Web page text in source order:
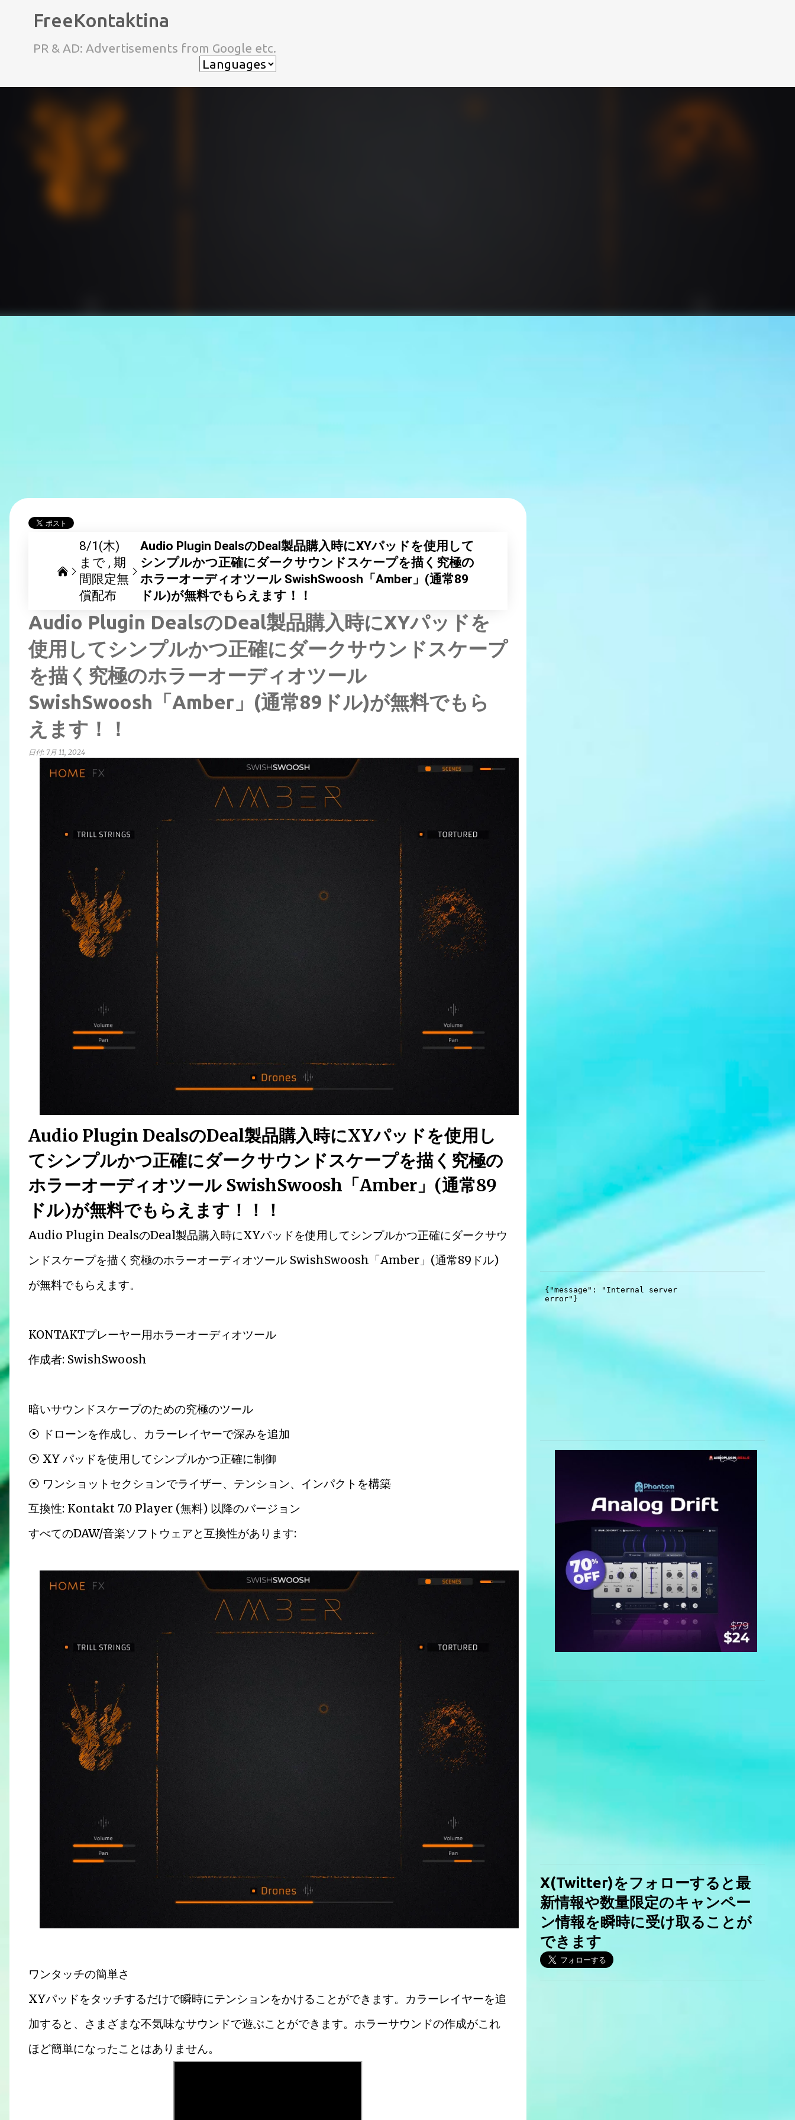
FreeKontaktina
PR & AD: Advertisements from Google etc.
8/1(木)
まで 期
間限定無
償配布
Audio Plugin DealsのDeal製品購入時にXYパッドを使用して
シンプルかつ正確にダークサウンドスケープを描く究極の
ホラーオーディオツール SwishSwoosh「Amber」(通常89
ドル)が無料でもらえます！！
Audio Plugin DealsのDeal製品購入時にXYパッドを
使用してシンプルかつ正確にダークサウンドスケープ
を描く究極のホラーオーディオツール
SwishSwoosh「Amber」(通常89ドル)が無料でもら
えます！！
日付: 7月 11, 2024
Audio Plugin DealsのDeal製品購入時にXYパッドを使用し
てシンプルかつ正確にダークサウンドスケープを描く究極の
ホラーオーディオツール SwishSwoosh「Amber」(通常89
ドル)が無料でもらえます！！！
Audio Plugin DealsのDeal製品購入時にXYパッドを使用してシンプルかつ正確にダークサウ
ンドスケープを描く究極のホラーオーディオツール SwishSwoosh「Amber」(通常89ドル)
が無料でもらえます。
KONTAKTプレーヤー用ホラーオーディオツール
作成者: SwishSwoosh
暗いサウンドスケープのための究極のツール
⦿ ドローンを作成し、カラーレイヤーで深みを追加
⦿ XY パッドを使用してシンプルかつ正確に制御
⦿ ワンショットセクションでライザー、テンション、インパクトを構築
互換性: Kontakt 7.0 Player (無料) 以降のバージョン
すべてのDAW/音楽ソフトウェアと互換性があります:
ワンタッチの簡単さ
XYパッドをタッチするだけで瞬時にテンションをかけることができます。カラーレイヤーを追
加すると、さまざまな不気味なサウンドで遊ぶことができます。ホラーサウンドの作成がこれ
ほど簡単になったことはありません。
X(Twitter)をフォローすると最
新情報や数量限定のキャンペー
ン情報を瞬時に受け取ることが
できます